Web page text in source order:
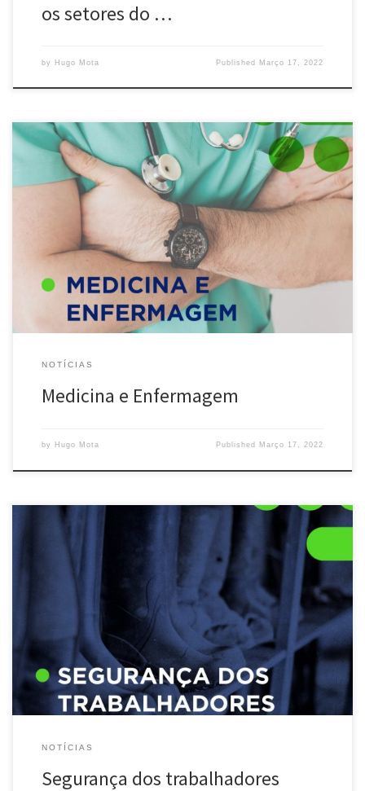
os setores do …
by Hugo Mota Published Março 17, 2022
Se com a segurança não se deve brincar, com a sua saúde é
extremo deixar as brincadeiras de lado, isto porque não é só as
nossas mães que o garantem, mas sim os profissionais de saúde
que estão sempre prontos a ajudar-nos com as melhores soluções
para os nossos problemas. Mas […]
NOTÍCIAS
Medicina e Enfermagem
by Hugo Mota Published Março 17, 2022
A segurança é apenas uma palavra, mas pode ter vários
significados, a segurança dos nossos trabalhadores face a ameaçar
externas e ameaças internas De uma forma externa, a segurança
no trabalho é algo fundamental para uma boa coesão numa
equipa de trabalho, não só para as pessoas se sentirem mais
seguras, mas também […]
NOTÍCIAS
Segurança dos trabalhadores